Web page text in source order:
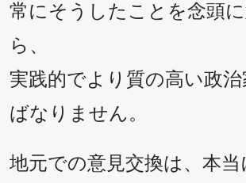
常にそうしたことを念頭
ら、
実践的でより質の高い政
ばなりません。
地元での意見交換は、本当